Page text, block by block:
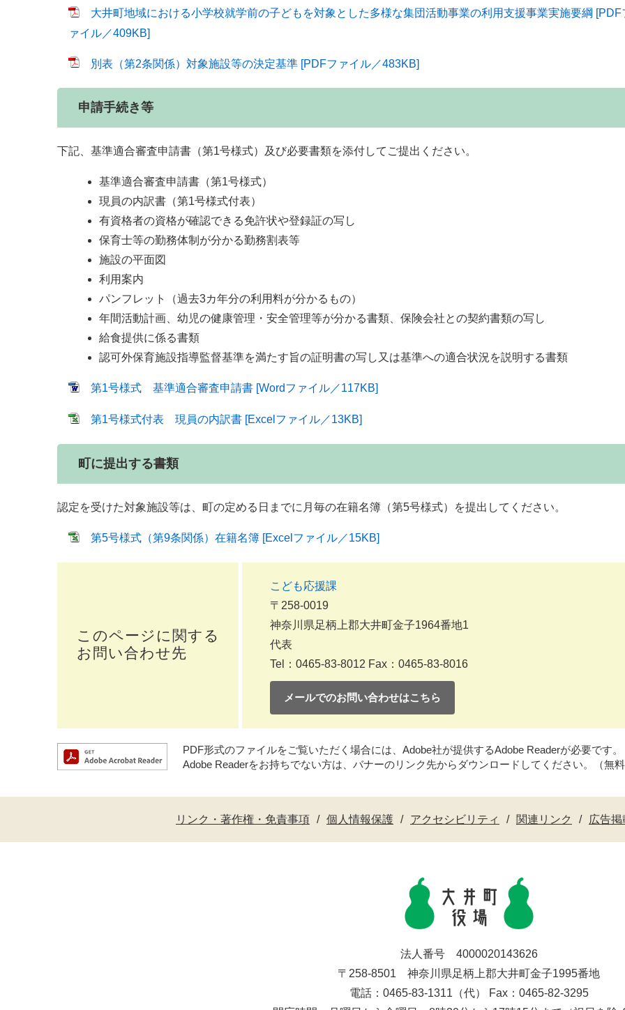
大井町地域における小学校就学前の子どもを対象とした多様な集団活動事業の利用支援事業実施要綱 [PDF
ァイル／409KB]
別表（第2条関係）対象施設等の決定基準 [PDFファイル／483KB]
申請手続き等
下記、基準適合審査申請書（第1号様式）及び必要書類を添付してご提出ください。
基準適合審査申請書（第1号様式）
現員の内訳書（第1号様式付表）
有資格者の資格が確認できる免許状や登録証の写し
保育士等の勤務体制が分かる勤務割表等
施設の平面図
利用案内
パンフレット（過去3カ年分の利用料が分かるもの）
年間活動計画、幼児の健康管理・安全管理等が分かる書類、保険会社との契約書類の写し
給食提供に係る書類
認可外保育施設指導監督基準を満たす旨の証明書の写し又は基準への適合状況を説明する書類
第1号様式 基準適合審査申請書 [Wordファイル／117KB]
第1号様式付表 現員の内訳書 [Excelファイル／13KB]
町に提出する書類
認定を受けた対象施設等は、町の定める日までに月毎の在籍名簿（第5号様式）を提出してください。
第5号様式（第9条関係）在籍名簿 [Excelファイル／15KB]
このページに関する
お問い合わせ先
こども応援課
〒258-0019
神奈川県足柄上郡大井町金子1964番地1
代表
Tel：0465-83-8012 Fax：0465-83-8016
メールでのお問い合わせはこちら
PDF形式のファイルをご覧いただく場合には、Adobe社が提供するAdobe Readerが必要です。
Adobe Readerをお持ちでない方は、バナーのリンク先からダウンロードしてください。（無
リンク・著作権・免責事項 個人情報保護 アクセシビリティ 関連リンク 広告
法人番号 4000020143626
〒258-8501 神奈川県足柄上郡大井町金子1995番地
電話：0465-83-1311（代） Fax：0465-82-3295